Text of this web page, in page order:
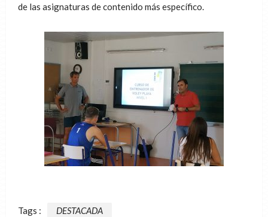
de las asignaturas de contenido más específico.
Tags : DESTACADA